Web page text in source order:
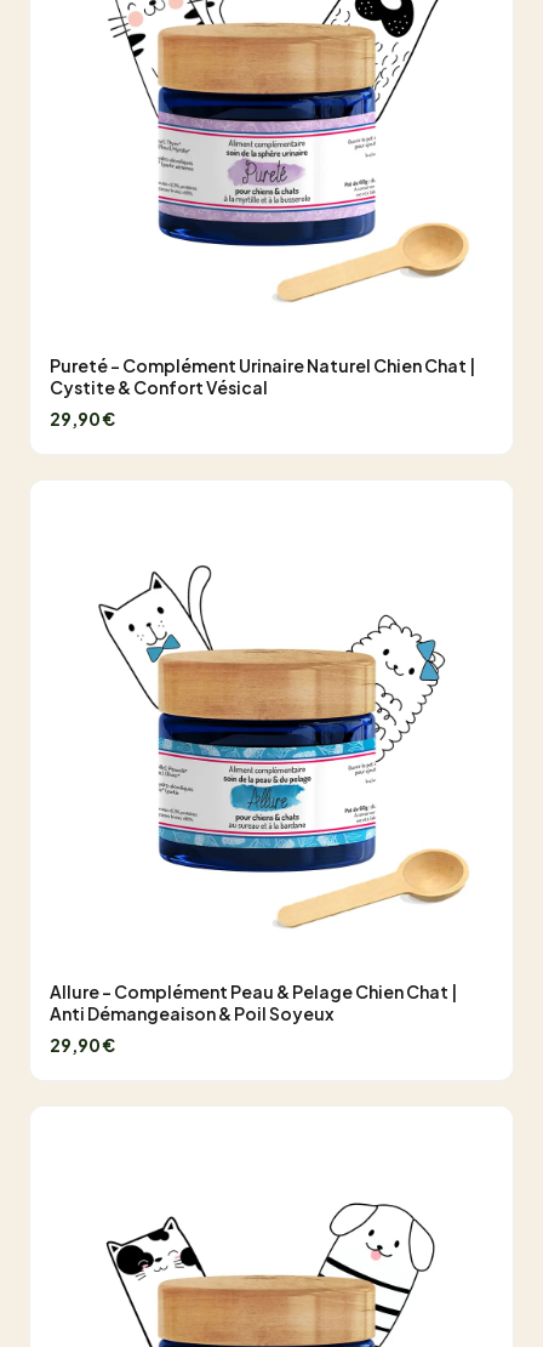
Pureté - Complément Urinaire Naturel Chien Chat |
Cystite & Confort Vésical
29,90 €
Allure - Complément Peau & Pelage Chien Chat |
Anti Démangeaison & Poil Soyeux
29,90 €